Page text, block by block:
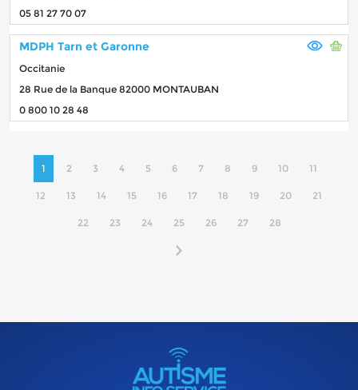
05 81 27 70 07
MDPH Tarn et Garonne
Occitanie
28 Rue de la Banque 82000 MONTAUBAN
0 800 10 28 48
1 2 3 4 5 6 7 8 9 10 11
12 13 14 15 16 17 18 19 20 21
22 23 24 25 26 27 28